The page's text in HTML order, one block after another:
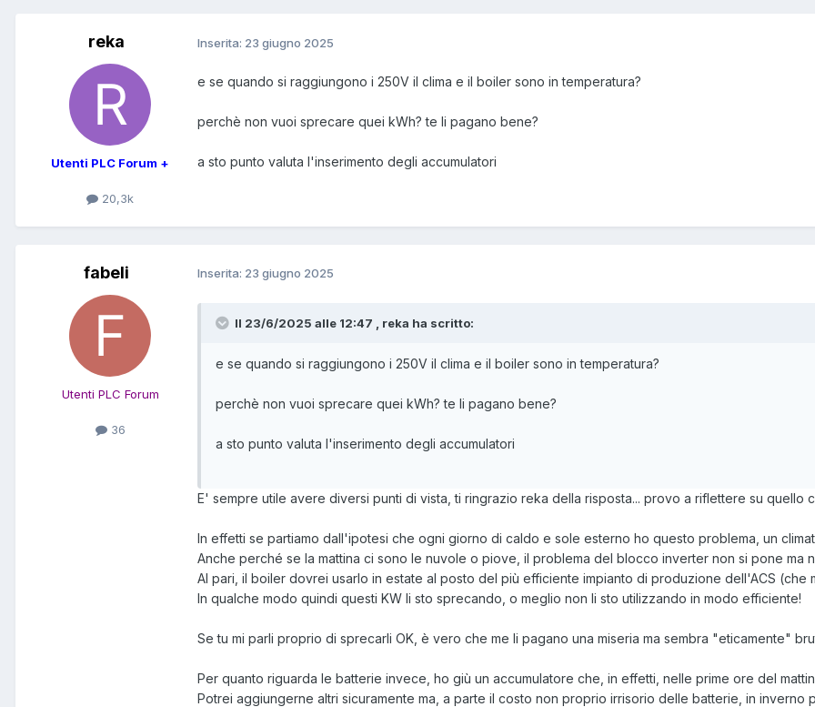
reka
Utenti PLC Forum +
20,3k
Inserita: 23 giugno 2025
e se quando si raggiungono i 250V il clima e il boiler sono in temperatura?
perchè non vuoi sprecare quei kWh? te li pagano bene?
a sto punto valuta l'inserimento degli accumulatori
fabeli
Utenti PLC Forum
36
Inserita: 23 giugno 2025
Il 23/6/2025 alle 12:47 , reka ha scritto:
e se quando si raggiungono i 250V il clima e il boiler sono in temperatura?
perchè non vuoi sprecare quei kWh? te li pagano bene?
a sto punto valuta l'inserimento degli accumulatori
E' sempre utile avere diversi punti di vista, ti ringrazio reka della risposta... provo a riflettere su quello
In effetti se partiamo dall'ipotesi che ogni giorno di caldo e sole esterno ho questo problema, un
Anche perché se la mattina ci sono le nuvole o piove, il problema del blocco inverter non si pone ma
Al pari, il boiler dovrei usarlo in estate al posto del più efficiente impianto di produzione dell'ACS (che
In qualche modo quindi questi KW li sto sprecando, o meglio non li sto utilizzando in modo efficiente!
Se tu mi parli proprio di sprecarli OK, è vero che me li pagano una miseria ma sembra "eticamente"
Per quanto riguarda le batterie invece, ho giù un accumulatore che, in effetti, nelle prime ore del
Potrei aggiungerne altri sicuramente ma, a parte il costo non proprio irrisorio delle batterie, in